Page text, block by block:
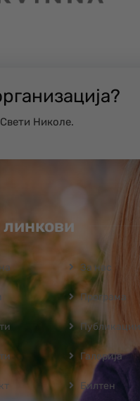
Николе.
За нас
Програмa
Публикации
Галерија
Билтен